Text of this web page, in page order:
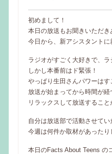
初めまして！
本日の放送もお聞きいただき
今日から、新アシスタント
ラジオがすごく大好きで、
しかし本番前はド緊張！
やっぱり生田さんパワーはす
放送が始まってから時間が
リラックスして放送すること
自分は放送部で活動させてい
今週は何件か取材があったり
本日のFacts About Teens の